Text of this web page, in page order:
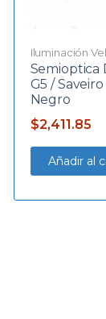
Iluminación
Semioptica
G5 /
Negro
$2,411.85
Añadir al